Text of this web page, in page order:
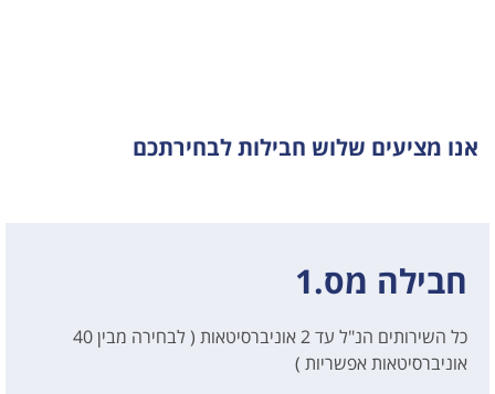
אנו מציעים שלוש חבילות לבחירתכם
חבילה מס.1
כל השירותים הנ"ל עד 2 אוניברסיטאות ( לבחירה מבין 40
אוניברסיטאות אפשריות )